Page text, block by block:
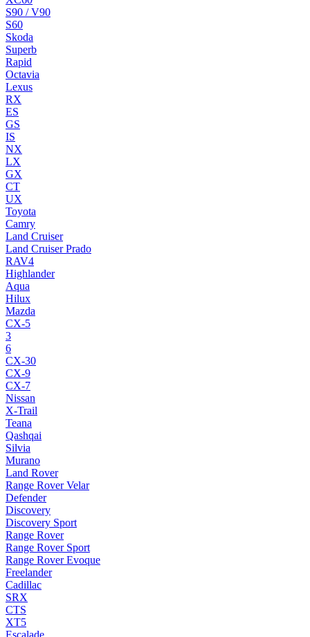
S90 / V90
S60
Skoda
Superb
Rapid
Octavia
Lexus
RX
ES
GS
IS
NX
LX
GX
CT
UX
Toyota
Camry
Land Cruiser
Land Cruiser Prado
RAV4
Highlander
Aqua
Hilux
Mazda
CX-5
3
6
CX-30
CX-9
CX-7
Nissan
X-Trail
Teana
Qashqai
Silvia
Murano
Land Rover
Range Rover Velar
Defender
Discovery
Discovery Sport
Range Rover
Range Rover Sport
Range Rover Evoque
Freelander
Cadillac
SRX
CTS
XT5
Escalade